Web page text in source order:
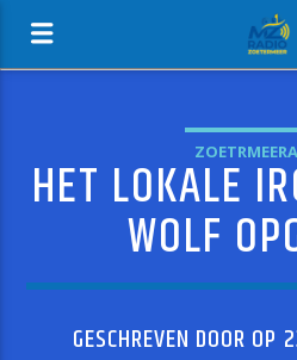
MZ-
HET LOKALE
WOLF
GESCHREVEN DOOR